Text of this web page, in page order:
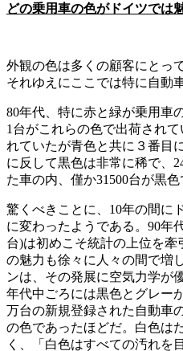
どの乗用車の色がドイツでは
外観の色は多くの顧客にとっ
それゆえにここでは特に自動
80年代、特に赤と緑が乗用車
1台がこれらの色で出荷され
れていたが青色と共に３番目
に反して黒色は非常に稀で、
た車の内、僅か31500台が黒色
驚くべきことに、10年の間に
に変わったようである。90年
台)は初めこそ統計の上位を
の魅力も徐々に人々の間で増
ンは、その発展に空気力学が
年代中ごろには黒色とグレー
万台の新規登録された自動車
の色であったほどだ。白色は
く、「白色はすべての汚れを